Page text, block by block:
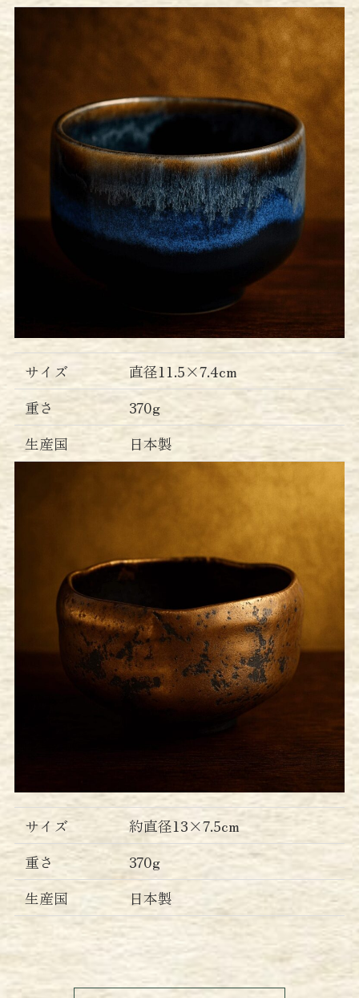
サイズ
直径11.5×7.4cm
重さ
370g
生産国
日本製
サイズ
約直径13×7.5cm
重さ
370g
生産国
日本製